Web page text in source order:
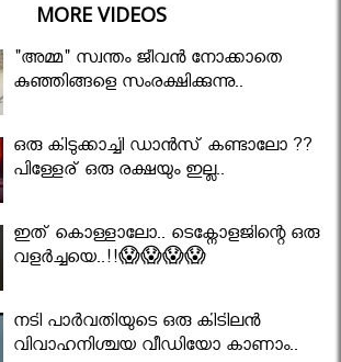
MORE VIDEOS
"അമ്മ" സ്വന്തം ജീവൻ നോക്കാതെ
കുഞ്ഞിങ്ങളെ സംരക്ഷിക്കുന്നു..
ഒരു കിടുക്കാച്ചി ഡാൻസ് കണ്ടാലോ ??
പിള്ളേര് ഒരു രക്ഷയും ഇല്ല..
ഇത് കൊള്ളാലോ.. ടെക്നോളജിന്റെ ഒരു
വളർച്ചയെ..!!😱😱😱😱
നടി പാർവതിയുടെ ഒരു കിടിലൻ
വിവാഹനിശ്ചയ വീഡിയോ കാണാം..